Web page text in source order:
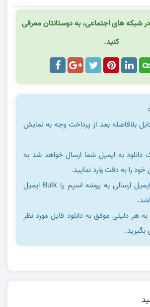
شبکه های اجتماعی، به دوستانتان معرفی
کنید.
بلافاصله بعد از پرداخت وجه به نمایش
به ایمیل شما ارسال خواهد شد به
را به دقت وارد نمایید.
ممکن است ایمیل ارسالی به پوشه اسپم یا Bulk ایمیل
هر دلیلی موفق به دانلود فایل مورد نظر
بگیرید.